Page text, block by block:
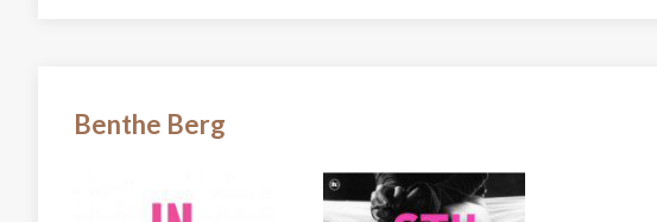
Benthe Berg